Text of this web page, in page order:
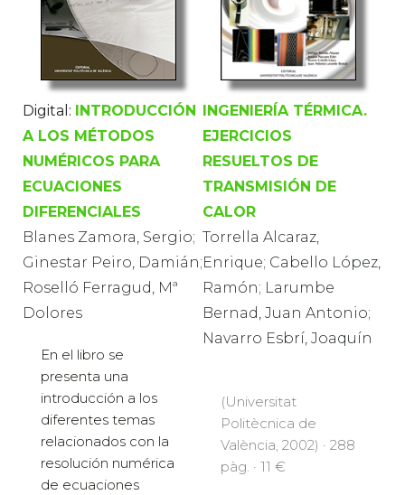
Digital:
INTRODUCCIÓN
A LOS MÉTODOS
NUMÉRICOS PARA
ECUACIONES
DIFERENCIALES
Blanes Zamora, Sergio;
Ginestar Peiro, Damián;
Roselló Ferragud, Mª
Dolores
En el libro se
presenta una
introducción a los
diferentes temas
relacionados con la
resolución numérica
de ecuaciones
INGENIERÍA TÉRMICA.
EJERCICIOS
RESUELTOS DE
TRANSMISIÓN DE
CALOR
Torrella Alcaraz,
Enrique; Cabello López,
Ramón; Larumbe
Bernad, Juan Antonio;
Navarro Esbrí, Joaquín
(Universitat
Politècnica de
València, 2002) · 288
pàg. · 11 €